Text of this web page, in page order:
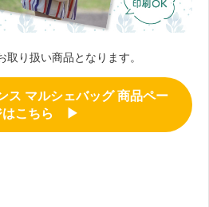
り扱い商品となります。
ス マルシェバッグ 商品ペー
はこちら ▶